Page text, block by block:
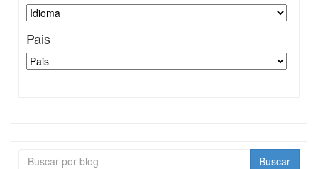
Pais
Buscar